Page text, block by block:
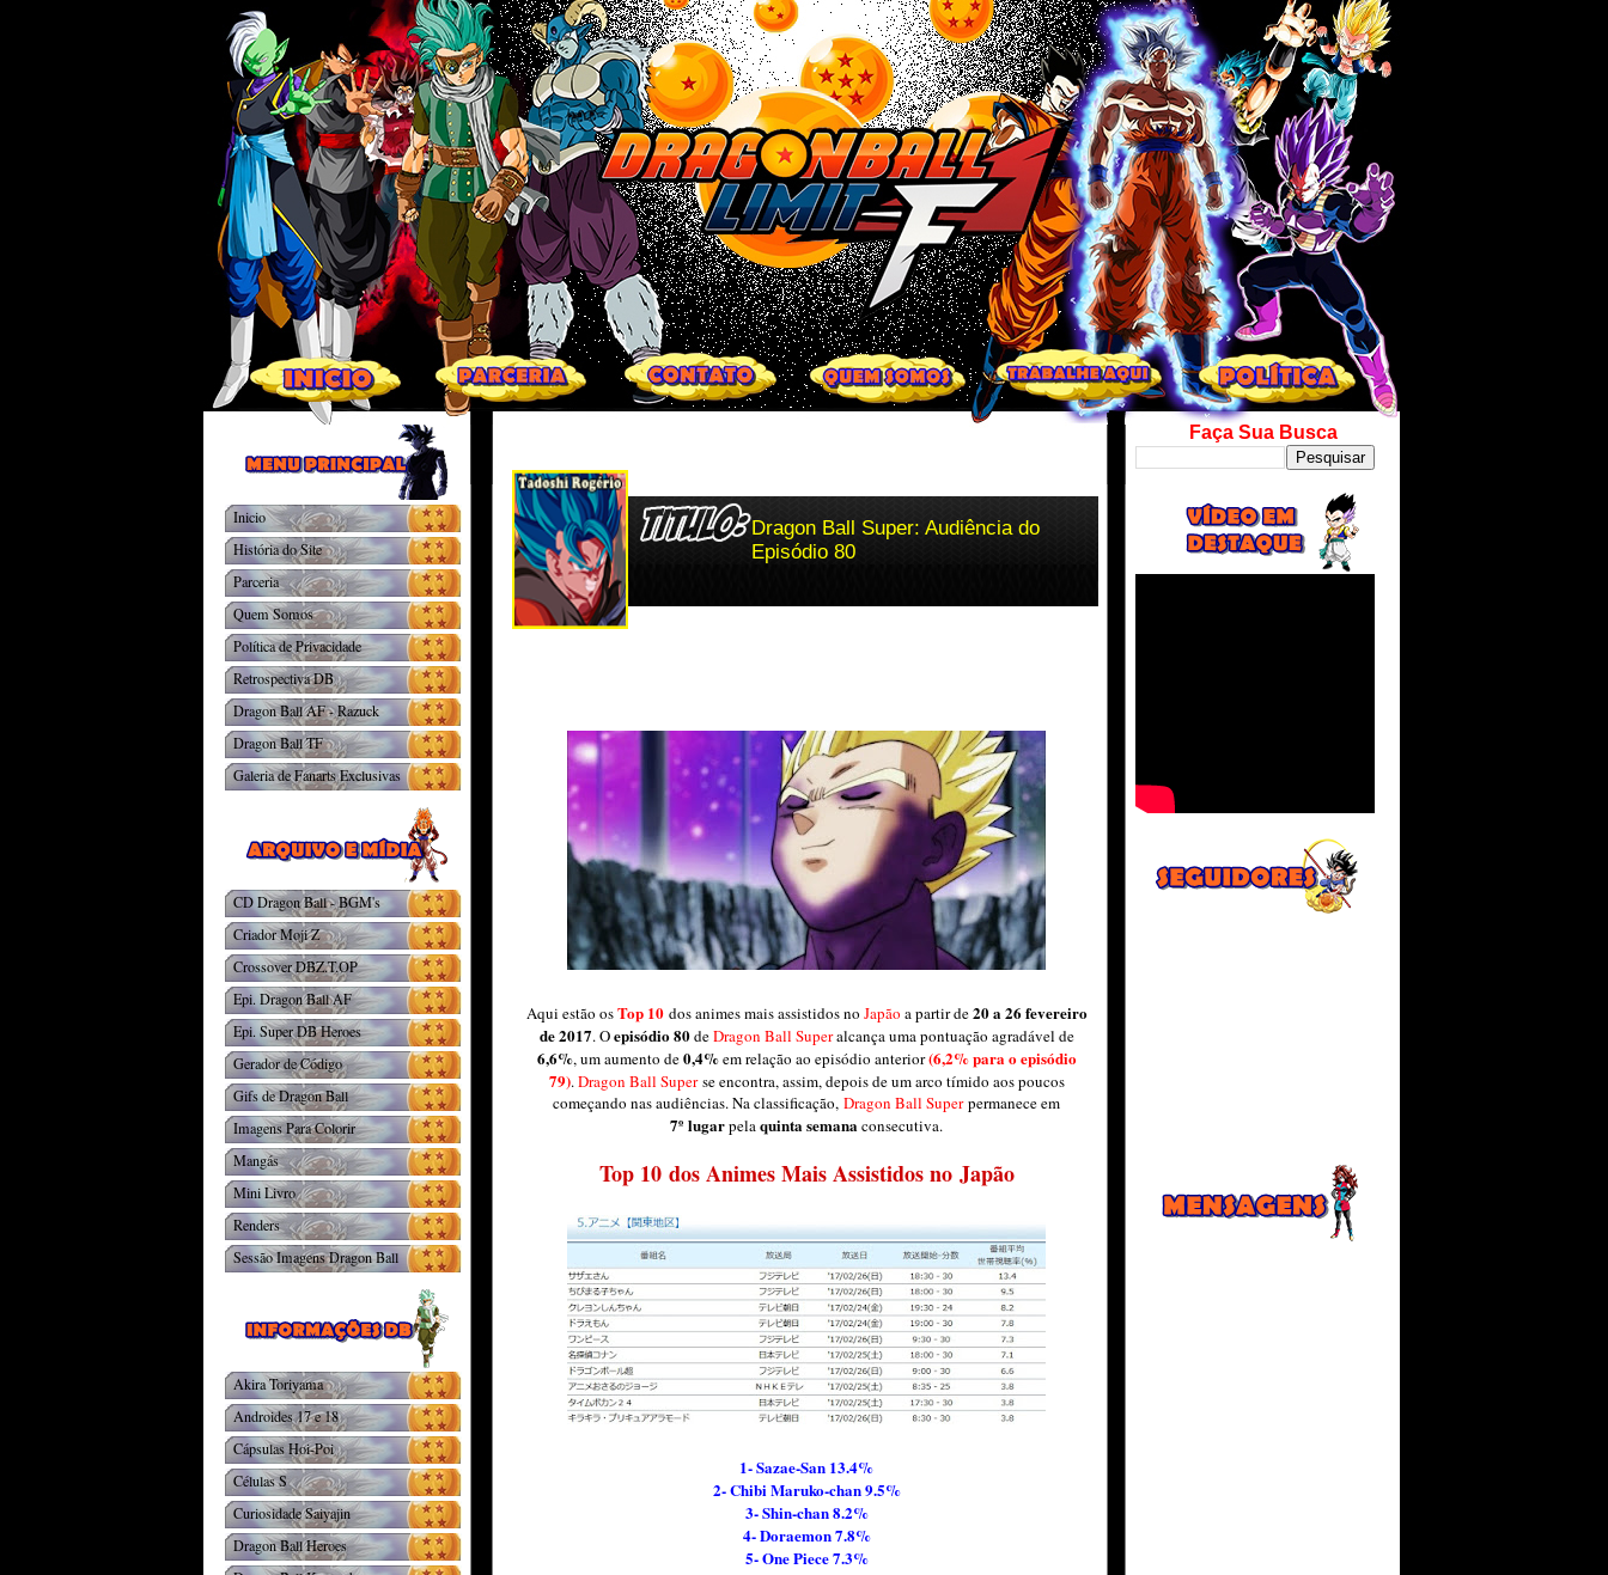
Dragon Ball Super: Audiência do
Episódio 80
Aqui estão osTop 10dos animes mais assistidos no Japão a partir de20 a 26 fevereiro
de 2017. Oepisódio 80deDragon Ball Superalcança uma pontuação agradável de
6,6%, um aumento de0,4%em relação ao episódio anterior(6,2% para o episódio
79). Dragon Ball Superse encontra, assim, depois de um arco tímido aos poucos
começando nas audiências. Na classificação, Dragon Ball Superpermanece em
7º lugarpela quinta semana consecutiva.
Top 10 dos Animes Mais Assistidos no Japão
1- Sazae-San 13.4%
2- Chibi Maruko-chan 9.5%
3- Shin-chan 8.2%
4- Doraemon 7.8%
5- One Piece 7.3%
Inicio
História do Site
Parceria
Quem Somos
Política de Privacidade
Retrospectiva DB
Dragon Ball AF - Razuck
Dragon Ball TF
Galeria de Fanarts Exclusivas
CD Dragon Ball - BGM's
Criador Moji Z
Crossover DBZ.T.OP
Epi. Dragon Ball AF
Epi. Super DB Heroes
Gerador de Código
Gifs de Dragon Ball
Imagens Para Colorir
Mangás
Mini Livro
Renders
Sessão Imagens Dragon Ball
Akira Toriyama
Androides 17 e 18
Cápsulas Hoi-Poi
Células S
Curiosidade Saiyajin
Dragon Ball Heroes
Faça Sua Busca